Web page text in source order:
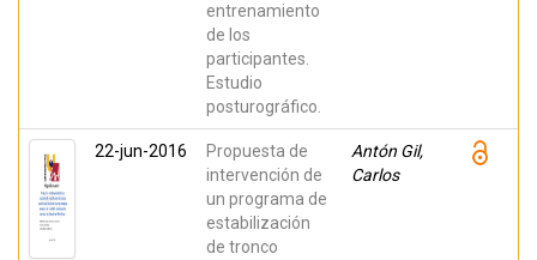
entrenamiento
de los
participantes.
Estudio
posturográfico.
22-jun-2016
Propuesta de
intervención de
un programa de
estabilización
de tronco
Antón Gil,
Carlos